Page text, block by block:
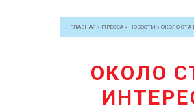
ГЛАВНАЯ » ПРЕССА » НОВОСТИ » ОКОЛО
ОКОЛО